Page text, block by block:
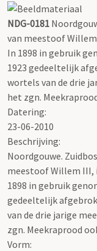
NDG-0181
van meestoof
In 1898 in gebruik
1923 gedeeltelijk
wortels van de drie
het zgn.
Datering:
23-06-2010
Beschrijving:
Noordgouwe.
meestoof Willem III,
1898 in gebruik
gedeeltelijk
van de drie jarige
zgn. Meekraprood
Vorm: